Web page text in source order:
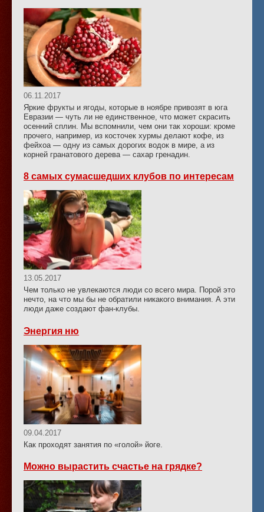
06.11.2017
Яркие фрукты и ягоды, которые в ноябре привозят в юга
Евразии — чуть ли не единственное, что может скрасить
осенний сплин. Мы вспомнили, чем они так хороши: кроме
прочего, например, из косточек хурмы делают кофе, из
фейхоа — одну из самых дорогих водок в мире, а из
корней гранатового дерева — сахар гренадин.
8 самых сумасшедших клубов по интересам
13.05.2017
Чем только не увлекаются люди со всего мира. Порой это
нечто, на что мы бы не обратили никакого внимания. А эти
люди даже создают фан-клубы.
Энергия ню
09.04.2017
Как проходят занятия по «голой» йоге.
Можно вырастить счастье на грядке?